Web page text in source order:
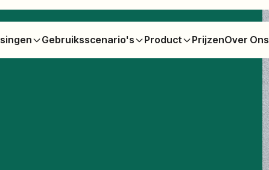
Gebruiksscenario's Product PrijzenOver Ons